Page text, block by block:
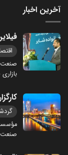
آخرین اخبار
فیلاین 75؛ عضو جدید خانواده
صنعت
بازاری ۲۶۰
صنعت